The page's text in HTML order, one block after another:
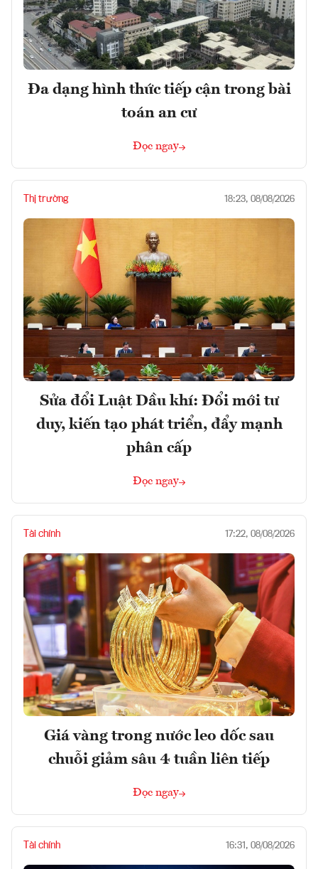
Đa dạng hình thức tiếp cận trong bài
toán an cư
Đọc ngay
Thị trường 18:23, 08/08/2026
Sửa đổi Luật Dầu khí: Đổi mới tư
duy, kiến tạo phát triển, đẩy mạnh
phân cấp
Đọc ngay
Tài chính 17:22, 08/08/2026
Giá vàng trong nước leo dốc sau
chuỗi giảm sâu 4 tuần liên tiếp
Đọc ngay
Tài chính 16:31, 08/08/2026